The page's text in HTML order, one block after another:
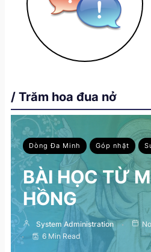
/ Trăm hoa đua nở
Dòng Đa Minh Góp nhặt
BÀI HỌC TỪ
HỒNG
System Administration
6 Min Read